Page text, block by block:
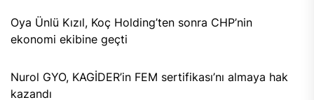
Oya Ünlü Kızıl, Koç Holding’ten sonra CHP’nin
ekonomi ekibine geçti
Nurol GYO, KAGİDER’in FEM sertifikası’nı almaya hak
kazandı